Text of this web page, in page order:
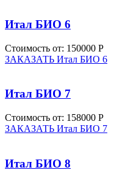
Итал БИО 6
Стоимость от: 150000 Р
ЗАКАЗАТЬ Итал БИО 6
Итал БИО 7
Стоимость от: 158000 Р
ЗАКАЗАТЬ Итал БИО 7
Итал БИО 8